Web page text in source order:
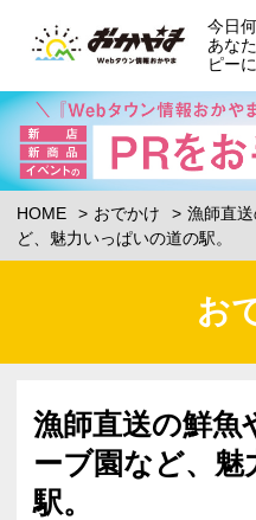
今日
あな
ピーに
HOME おでかけ
漁師直
ど、魅力いっぱいの道の駅。
お
漁師直送の鮮魚
ーブ園など、
駅。